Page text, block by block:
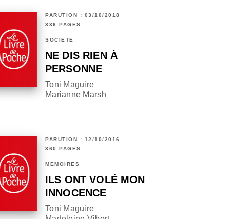
PARUTION : 03/10/2018
336 PAGES
SOCIÉTÉ
NE DIS RIEN À
PERSONNE
Toni Maguire
Marianne Marsh
PARUTION : 12/10/2016
360 PAGES
MÉMOIRES
ILS ONT VOLÉ MON
INNOCENCE
Toni Maguire